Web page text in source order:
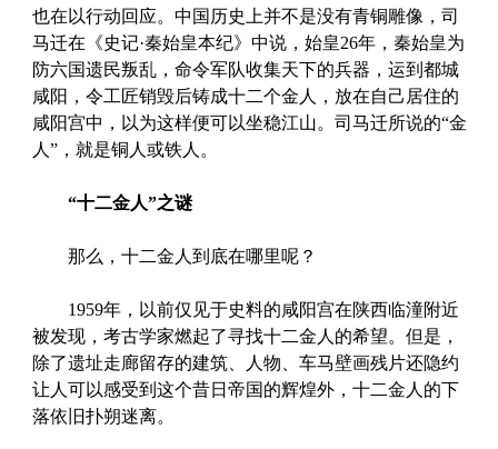
也在以行动回应。中国历史上并不是没有青铜雕像，司
马迁在《史记·秦始皇本纪》中说，始皇26年，秦始皇为
防六国遗民叛乱，命令军队收集天下的兵器，运到都城
咸阳，令工匠销毁后铸成十二个金人，放在自己居住的
咸阳宫中，以为这样便可以坐稳江山。司马迁所说的“金
人”，就是铜人或铁人。
“十二金人”之谜
那么，十二金人到底在哪里呢？
1959年，以前仅见于史料的咸阳宫在陕西临潼附近
被发现，考古学家燃起了寻找十二金人的希望。但是，
除了遗址走廊留存的建筑、人物、车马壁画残片还隐约
让人可以感受到这个昔日帝国的辉煌外，十二金人的下
落依旧扑朔迷离。